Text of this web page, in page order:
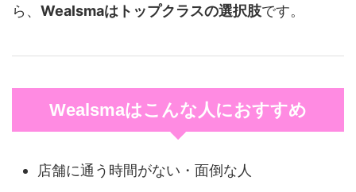
ら、 Wealsmaはトップクラスの選択肢です。
Wealsmaはこんな人におすすめ
店舗に通う時間がない・面倒な人